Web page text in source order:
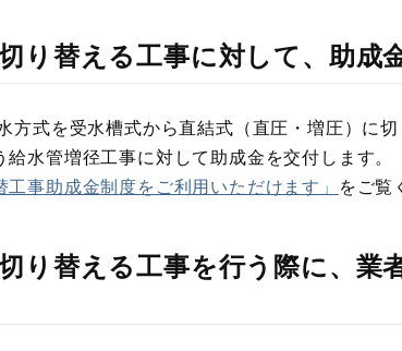
り替える工事に対して、助成
方式を受水槽式から直結式（直圧・増圧）に
水管増径工事に対して助成金を交付します。
工事助成金制度をご利用いただけます」 をご覧
り替える工事を行う際に、業